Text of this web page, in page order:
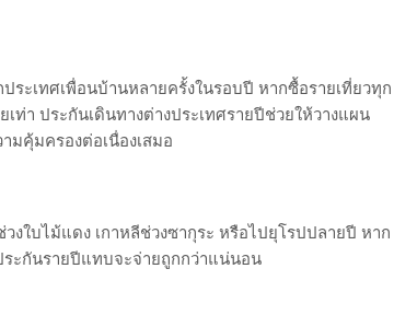
Powered by
ำสัญญาใหม่ทุกครั้งก่อนบิน ซึ่งช่วยลดทั้งเวลา ค่าใช้จ่าย